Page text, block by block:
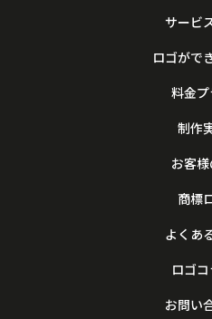
サービ
ロゴがで
料金
制作
お客
商標
よくあ
ロゴ
お問い